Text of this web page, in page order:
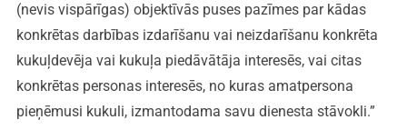
(nevis vispārīgas) objektīvās puses pazīmes par kādas
konkrētas darbības izdarīšanu vai neizdarīšanu konkrēta
kukuļdevēja vai kukuļa piedāvātāja interesēs, vai citas
konkrētas personas interesēs, no kuras amatpersona
pieņēmusi kukuli, izmantodama savu dienesta stāvokli.”